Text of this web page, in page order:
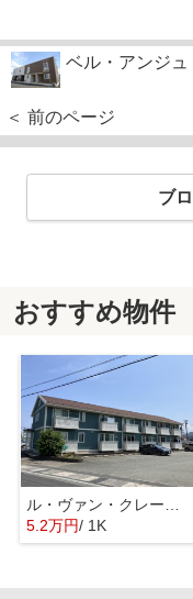
ベル・アンジュ
＜ 前のページ
ブ
おすすめ物件
5.2万円/ 1K